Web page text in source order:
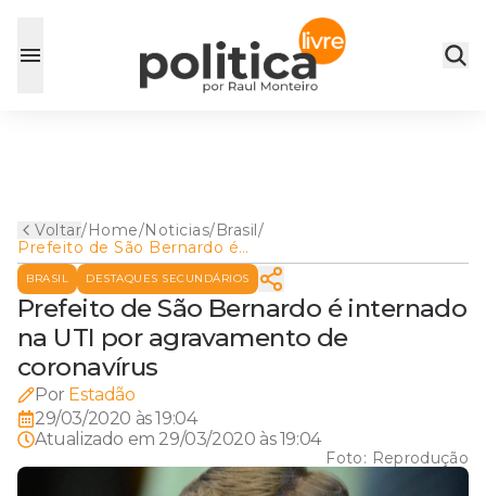
Voltar/Home/Noticias/Brasil/
Prefeito de São Bernardo é
internado na UTI por
agravamento de coronavírus
BRASIL DESTAQUES SECUNDÁRIOS
Prefeito de São Bernardo é internado
na UTI por agravamento de
coronavírus
Por Estadão
29/03/2020 às 19:04
Atualizado em 29/03/2020 às 19:04
Foto: Reprodução